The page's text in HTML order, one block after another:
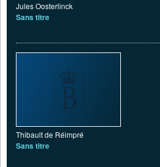
Jules Oosterlinck
Sans titre
Thibault de Réimpré
Sans titre